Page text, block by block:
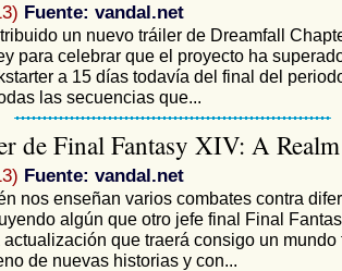
Fuente: vandal.net
un nuevo tráiler de Dreamfall
para celebrar que el proyecto ha
a 15 días todavía del final del
las secuencias que...
de Final Fantasy XIV: A
Fuente: vandal.net
nos enseñan varios combates contra
algún que otro jefe final Final
que traerá consigo un mundo
de nuevas historias y con...